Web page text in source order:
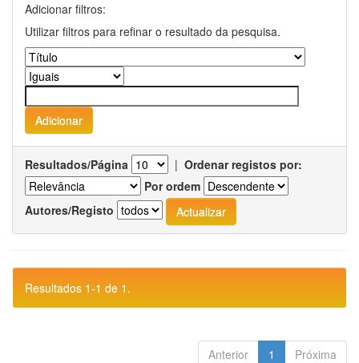
Adicionar filtros:
Utilizar filtros para refinar o resultado da pesquisa.
Resultados/Página | Ordenar registos por:
Por ordem
Autores/Registo
Resultados 1-1 de 1.
Anterior 1 Próxima